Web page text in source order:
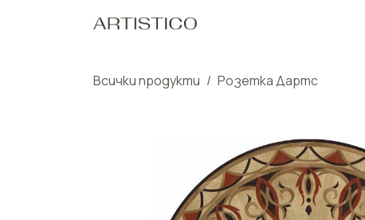
Всички продукти Розетка Дартс